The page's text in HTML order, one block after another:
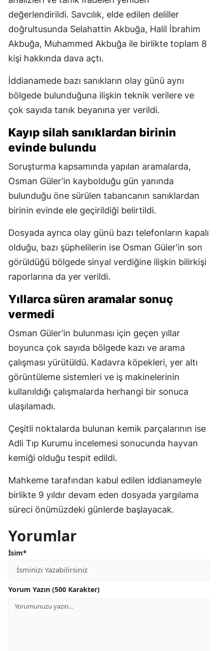
değerlendirildi. Savcılık, elde edilen deliller
doğrultusunda Selahattin Akbuğa, Halil İbrahim
Akbuğa, Muhammed Akbuğa ile birlikte toplam 8
kişi hakkında dava açtı.
İddianamede bazı sanıkların olay günü aynı
bölgede bulunduğuna ilişkin teknik verilere ve
çok sayıda tanık beyanına yer verildi.
Kayıp silah sanıklardan birinin
evinde bulundu
Soruşturma kapsamında yapılan aramalarda,
Osman Güler'in kaybolduğu gün yanında
bulunduğu öne sürülen tabancanın sanıklardan
birinin evinde ele geçirildiği belirtildi.
Dosyada ayrıca olay günü bazı telefonların kapalı
olduğu, bazı şüphelilerin ise Osman Güler'in son
görüldüğü bölgede sinyal verdiğine ilişkin bilirkişi
raporlarına da yer verildi.
Yıllarca süren aramalar sonuç
vermedi
Osman Güler'in bulunması için geçen yıllar
boyunca çok sayıda bölgede kazı ve arama
çalışması yürütüldü. Kadavra köpekleri, yer altı
görüntüleme sistemleri ve iş makinelerinin
kullanıldığı çalışmalarda herhangi bir sonuca
ulaşılamadı.
Çeşitli noktalarda bulunan kemik parçalarının ise
Adli Tıp Kurumu incelemesi sonucunda hayvan
kemiği olduğu tespit edildi.
Mahkeme tarafından kabul edilen iddianameyle
birlikte 9 yıldır devam eden dosyada yargılama
süreci önümüzdeki günlerde başlayacak.
Yorumlar
İsim*
Yorum Yazın (500 Karakter)